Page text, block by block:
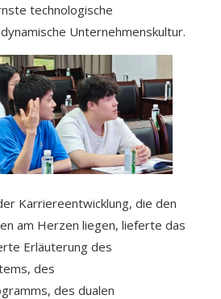
technologische
Unternehmenskultur.
Karriereentwicklung, die den
am Herzen liegen, lieferte das
Erläuterung des
des
des dualen